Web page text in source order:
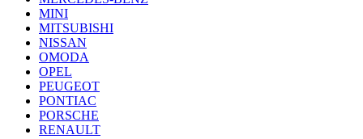
MINI
MITSUBISHI
NISSAN
OMODA
OPEL
PEUGEOT
PONTIAC
PORSCHE
RENAULT